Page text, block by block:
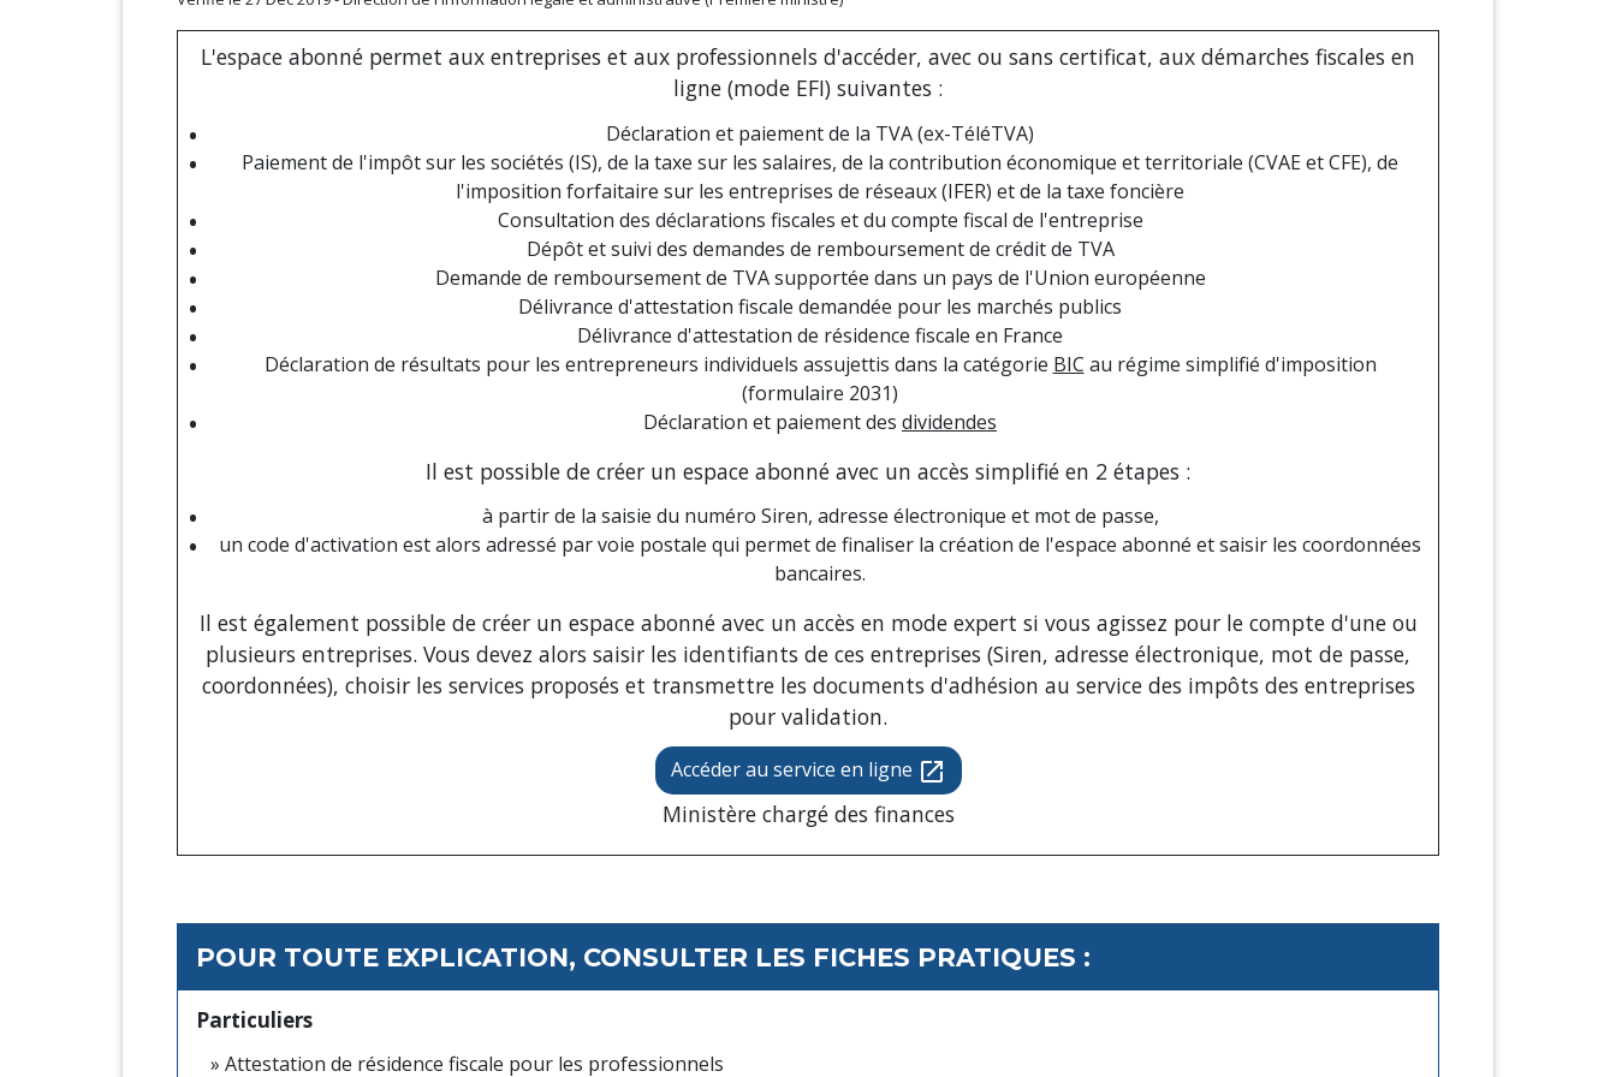
L'espace abonné permet aux entreprises et aux professionnels d'accéder, avec ou sans certificat, aux démarches fiscales en
ligne (mode EFI) suivantes :
Déclaration et paiement de la TVA (ex-TéléTVA)
Paiement de l'impôt sur les sociétés (IS), de la taxe sur les salaires, de la contribution économique et territoriale (CVAE et CFE), de
l'imposition forfaitaire sur les entreprises de réseaux (IFER) et de la taxe foncière
Consultation des déclarations fiscales et du compte fiscal de l'entreprise
Dépôt et suivi des demandes de remboursement de crédit de TVA
Demande de remboursement de TVA supportée dans un pays de l'Union européenne
Délivrance d'attestation fiscale demandée pour les marchés publics
Délivrance d'attestation de résidence fiscale en France
Déclaration de résultats pour les entrepreneurs individuels assujettis dans la catégorie BIC au régime simplifié d'imposition
(formulaire 2031)
Déclaration et paiement des dividendes
Il est possible de créer un espace abonné avec un accès simplifié en 2 étapes :
à partir de la saisie du numéro Siren, adresse électronique et mot de passe,
un code d'activation est alors adressé par voie postale qui permet de finaliser la création de l'espace abonné et saisir les coordonnées
bancaires.
Il est également possible de créer un espace abonné avec un accès en mode expert si vous agissez pour le compte d'une ou
plusieurs entreprises. Vous devez alors saisir les identifiants de ces entreprises (Siren, adresse électronique, mot de passe,
coordonnées), choisir les services proposés et transmettre les documents d'adhésion au service des impôts des entreprises
pour validation.
Accéder au service en ligne open_in_new
Ministère chargé des finances
POUR TOUTE EXPLICATION, CONSULTER LES FICHES PRATIQUES :
Particuliers
Attestation de résidence fiscale pour les professionnels